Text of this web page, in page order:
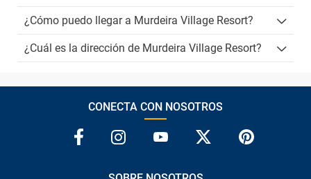
¿Cómo puedo llegar a Murdeira Village Resort?
¿Cuál es la dirección de Murdeira Village Resort?
CONECTA CON NOSOTROS